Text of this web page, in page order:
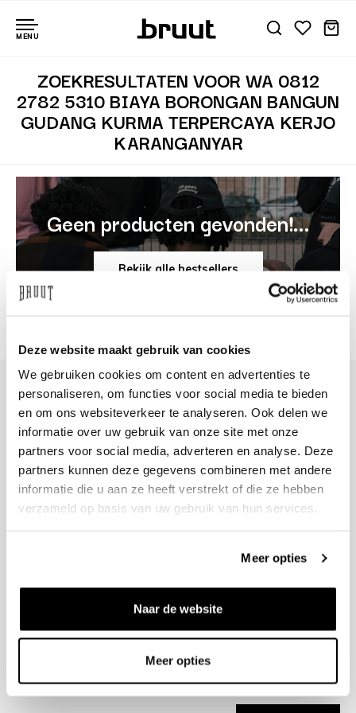
Deze website maakt gebruik van cookies
We gebruiken cookies om content en advertenties te
personaliseren, om functies voor social media te bieden
en om ons websiteverkeer te analyseren. Ook delen we
informatie over uw gebruik van onze site met onze
partners voor social media, adverteren en analyse. Deze
partners kunnen deze gegevens combineren met andere
informatie die u aan ze heeft verstrekt of die ze hebben
verzameld op basis van uw gebruik van hun services.
Meer opties
Naar de website
Meer opties
MENU
ZOEKRESULTATEN VOOR WA 0812
2782 5310 BIAYA BORONGAN BANGUN
GUDANG KURMA TERPERCAYA KERJO
KARANGANYAR
Geen producten gevonden!...
Bekijk alle bestsellers
+31 23 205 2006
info@bruut.nl
Contact Formulier
Open tot 18:00
OPENINGSTIJDEN
Helpen
Nieuwsbrief